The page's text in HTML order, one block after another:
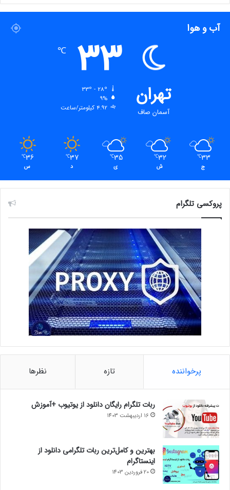
آب و هوا
تهران
آسمان صاف
33
℃
9%
4.92 کیلومتر/ساعت
33
℃
ج
32
℃
ش
35
℃
ی
37
℃
د
36
℃
س
پروکسی تلگرام
پرخواننده تازه نظرها
ربات تلگرام رایگان دانلود از یوتیوب +آموزش
16 اردیبهشت 1403
بهترین و کامل‌ترین ربات تلگرامی دانلود از
اینستاگرام
20 فروردین 1403